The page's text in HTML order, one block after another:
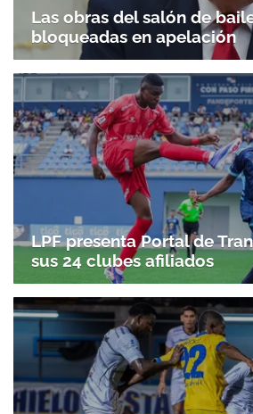
Las obras del salón de
bloqueadas en apelación
LPF presenta Portal de
sus 24 clubes afiliados